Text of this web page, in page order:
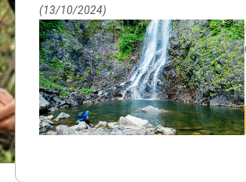
13/10/2024